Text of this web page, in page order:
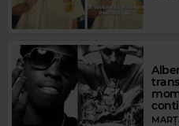
Magic Gold
RIVERS OF BABYLON